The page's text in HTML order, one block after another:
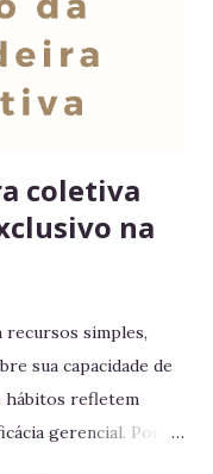
coletiva
na
simples,
sua capacidade de
hábitos refletem
gerencial. Por